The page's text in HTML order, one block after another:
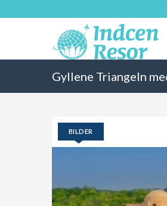
Gyllene Triangeln
BILDER